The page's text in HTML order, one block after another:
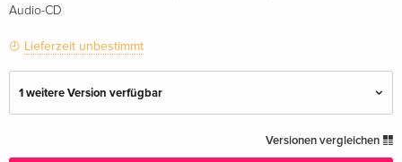
Audio-CD
Lieferzeit unbestimmt
1 weitere Version verfügbar
CHF 157.50
Versionen vergleichen